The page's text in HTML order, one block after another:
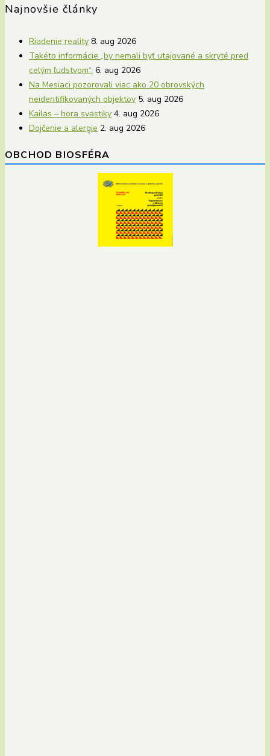
Najnovšie články
Riadenie reality 8. aug 2026
Takéto informácie „by nemali byť utajované a skryté pred
celým ľudstvom“. 6. aug 2026
Na Mesiaci pozorovali viac ako 20 obrovských
neidentifikovaných objektov 5. aug 2026
Kailas – hora svastiky 4. aug 2026
Dojčenie a alergie 2. aug 2026
OBCHOD BIOSFÉRA